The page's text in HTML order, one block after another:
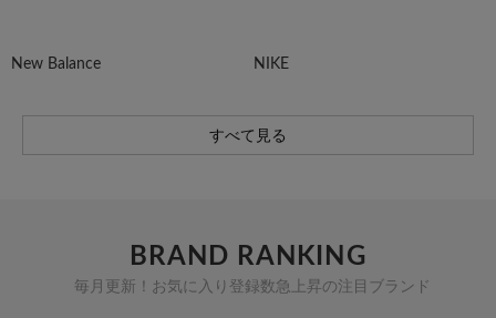
New Balance NIKE
すべて見る
BRAND RANKING
毎月更新！お気に入り登録数急上昇の注目ブランド